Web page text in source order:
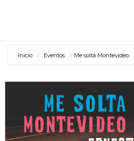
Inicio Eventos Me soltá Montevideo